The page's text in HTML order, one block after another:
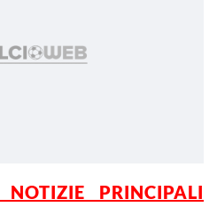
PRINCIPALI